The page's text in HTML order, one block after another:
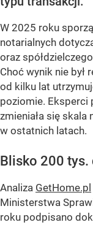
W 2025 roku
notarialnych
oraz
Choć wynik nie był
od kilku lat
poziomie. Eksperci
zmieniała się
w ostatnich latach.
Blisko 200 tys.
Analiza GetHome.pl
Ministerstwa
roku podpisano